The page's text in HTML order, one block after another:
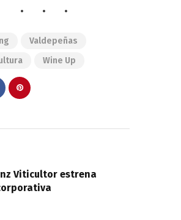
Valdepeñas
Wine Up
Viticultor estrena